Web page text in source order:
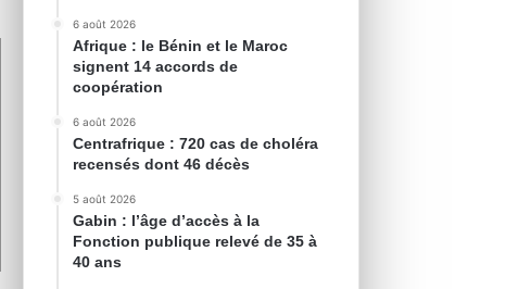
6 août 2026
Afrique : le Bénin et le Maroc
signent 14 accords de
coopération
6 août 2026
Centrafrique : 720 cas de choléra
recensés dont 46 décès
5 août 2026
Gabin : l’âge d’accès à la
Fonction publique relevé de 35 à
40 ans